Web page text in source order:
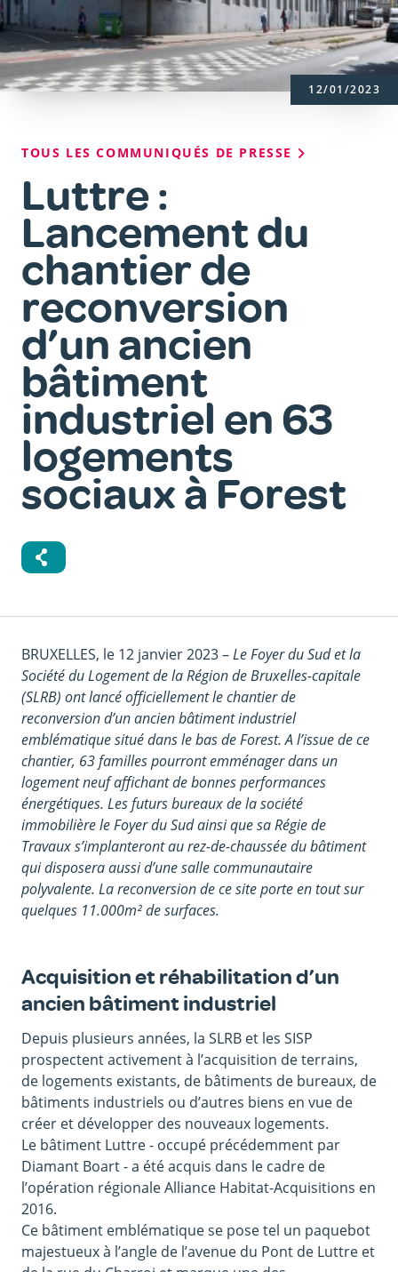
Fil
d'Ariane
TOUS LES COMMUNIQUÉS DE PRESSE
Luttre :
Lancement du
chantier de
reconversion
d’un ancien
bâtiment
industriel en 63
logements
sociaux à Forest
12/01/2023
Corps
du
texte
BRUXELLES, le 12 janvier 2023 –Le Foyer du Sud et la
Société du Logement de la Région de Bruxelles-capitale
(SLRB) ont lancé officiellement le chantier de
reconversion d’un ancien bâtiment industriel
emblématique situé dans le bas de Forest. A l’issue de ce
chantier, 63 familles pourront emménager dans un
logement neuf affichant de bonnes performances
énergétiques. Les futurs bureaux de la société
immobilière le Foyer du Sud ainsi que sa Régie de
Travaux s’implanteront au rez-de-chaussée du bâtiment
qui disposera aussi d’une salle communautaire
polyvalente. La reconversion de ce site porte en tout sur
quelques 11.000m² de surfaces.
Acquisition et réhabilitation d’un
ancien bâtiment industriel
Depuis plusieurs années, la SLRB et les SISP
prospectent activement à l’acquisition de terrains,
de logements existants, de bâtiments de bureaux, de
bâtiments industriels ou d’autres biens en vue de
créer et développer des nouveaux logements.
Le bâtiment Luttre - occupé précédemment par
Diamant Boart - a été acquis dans le cadre de
l’opération régionale Alliance Habitat-Acquisitions en
2016.
Ce bâtiment emblématique se pose tel un paquebot
majestueux à l’angle de l’avenue du Pont de Luttre et